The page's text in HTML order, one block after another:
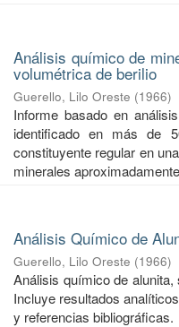
Análisis químico de
volumétrica de berilio
Guerello, Lilo Oreste (1966)
Informe basado en
identificado en más de
constituyente regular en
minerales
Análisis Químico de
Guerello, Lilo Oreste (1966)
Análisis químico de
Incluye resultados
y referencias bibliográficas.